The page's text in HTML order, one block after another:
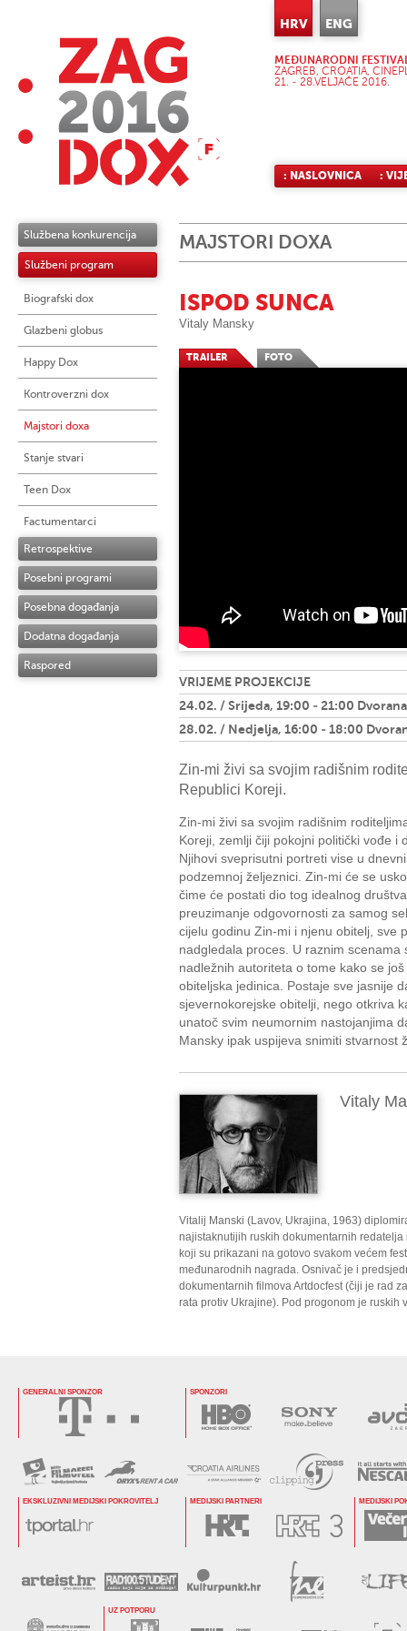
HRV ENG
MEĐUNARODNI
ZAGREB, CROATIA,
21. - 28.VELJAČE 2016.
: NASLOVNICA :
Službena konkurencija
Službeni program
Biografski dox
Glazbeni globus
Happy Dox
Kontroverzni dox
Majstori doxa
Stanje stvari
Teen Dox
Factumentarci
Retrospektive
Posebni programi
Posebna događanja
Dodatna događanja
Raspored
MAJSTORI DOXA
ISPOD SUNCA
Vitaly Mansky
TRAILER FOTO
VRIJEME PROJEKCIJE
24.02. / Srijeda, 19:00 - 21:00
28.02. / Nedjelja, 16:00 - 18:00
Zin-mi živi sa svojim radišnim
Republici Koreji.
Zin-mi živi sa svojim radišnim
Koreji, zemlji čiji pokojni politički vođe i
Njihovi sveprisutni portreti vise u
podzemnoj željeznici. Zin-mi će se
čime će postati dio tog idealnog
preuzimanje odgovornosti za samog
cijelu godinu Zin-mi i njenu obitelj, sve
nadgledala proces. U raznim
nadležnih autoriteta o tome kako se
obiteljska jedinica. Postaje sve jasnije
sjevernokorejske obitelji, nego otkriva
unatoč svim neumornim nastojanjima
Mansky ipak uspijeva snimiti
Vitaly
Vitalij Manski (Lavov, Ukrajina, 1963)
najistaknutijih ruskih dokumentarnih
koji su prikazani na gotovo svakom većem
međunarodnih nagrada. Osnivač je i
dokumentarnih filmova Artdocfest (čiji je rad
rata protiv Ukrajine). Pod progonom je ruskih
GENERALNI SPONZOR SPONZORI
EKSKLUZIVNI MEDIJSKI POKROVITELJ MEDIJSKI PARTNERI MEDIJSKI
UZ POTPORU